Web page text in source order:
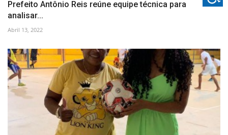
Prefeito Antônio Reis reúne equipe técnica para
analisar...
Abril 13, 2022